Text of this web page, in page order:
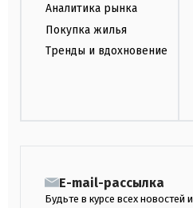
Аналитика рынка
Покупка жилья
Тренды и вдохновение
E-mail-рассылка
Будьте в курсе всех новостей и